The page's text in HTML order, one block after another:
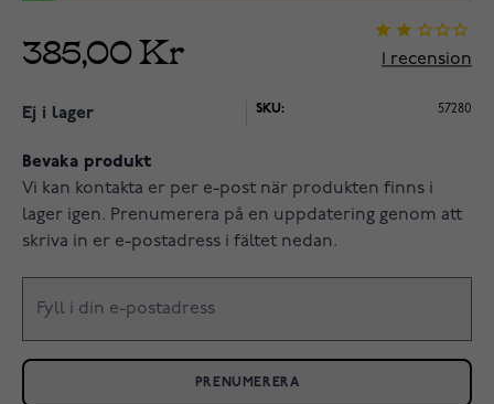
385,00 Kr 1 recension
Ej i lager SKU: 57280
Bevaka produkt
Vi kan kontakta er per e-post när produkten finns i
lager igen. Prenumerera på en uppdatering genom att
skriva in er e-postadress i fältet nedan.
PRENUMERERA